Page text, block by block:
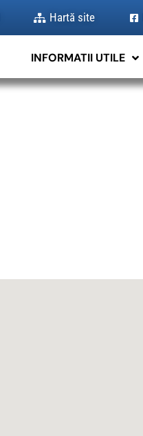
Hartă site
INFORMATII UTILE